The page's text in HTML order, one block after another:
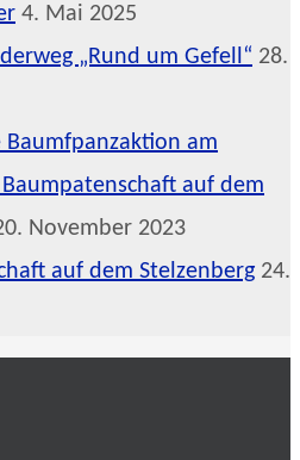
4. Mai 2025
„Rund um Gefell“ 28.
Baumfpanzaktion am
Baumpatenschaft auf dem
November 2023
auf dem Stelzenberg 24.